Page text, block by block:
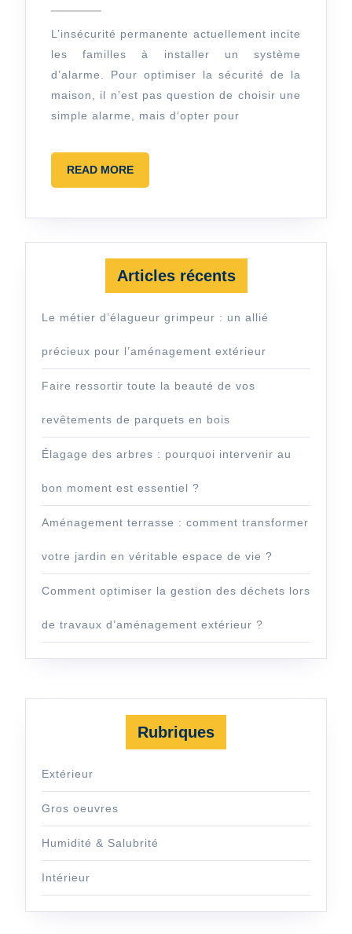
alarme
extérieure
pour
la
L’insécurité permanente actuellement incite
les familles à installer un système
d’alarme. Pour optimiser la sécurité de la
maison, il n’est pas question de choisir une
simple alarme, mais d’opter pour
READ MOREREAD
MORE
Articles récents
Le métier d’élagueur grimpeur : un allié
précieux pour l’aménagement extérieur
Faire ressortir toute la beauté de vos
revêtements de parquets en bois
Élagage des arbres : pourquoi intervenir au
bon moment est essentiel ?
Aménagement terrasse : comment transformer
votre jardin en véritable espace de vie ?
Comment optimiser la gestion des déchets lors
de travaux d’aménagement extérieur ?
Rubriques
Extérieur
Gros oeuvres
Humidité & Salubrité
Intérieur